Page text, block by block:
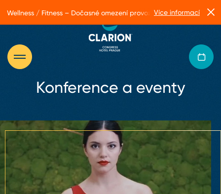
Konference a eventy
Wellness / Fitness – Dočasné omezení provozuVíce informací